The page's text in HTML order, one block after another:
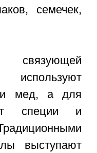
семечек,
мед, а для
специи и
выступают